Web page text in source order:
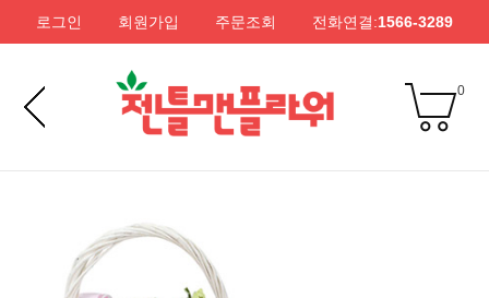
로그인 회원가입 주문조회 전화연결:1566-3289
0